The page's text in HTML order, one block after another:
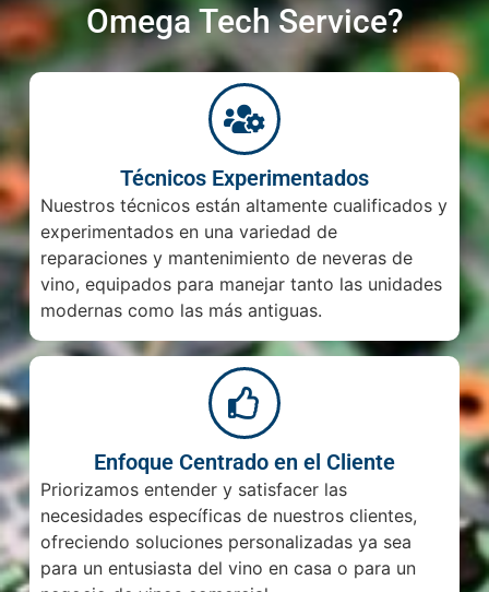
Omega Tech Service?
Técnicos Experimentados
Nuestros técnicos están altamente cualificados y
experimentados en una variedad de
reparaciones y mantenimiento de neveras de
vino, equipados para manejar tanto las unidades
modernas como las más antiguas.
Enfoque Centrado en el Cliente
Priorizamos entender y satisfacer las
necesidades específicas de nuestros clientes,
ofreciendo soluciones per­so­na­lizadas ya sea
para un entusiasta del vino en casa o para un